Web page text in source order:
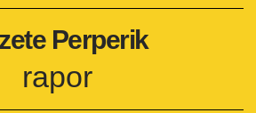
Perperik
rapor